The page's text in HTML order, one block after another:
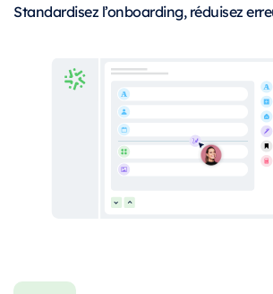
Standardisez l’onboarding, réduisez